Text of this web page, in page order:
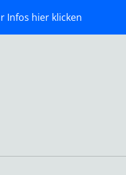
Infos hier klicken